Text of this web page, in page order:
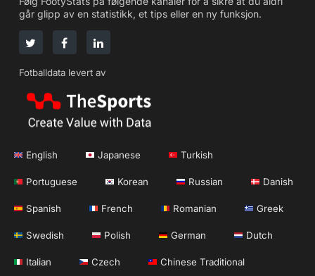
går glipp av en statistikk, et tips eller en ny funksjon.
Fotballdata levert av
English Japanese Turkish
Portuguese Korean Russian Danish
Spanish French Romanian Greek
Swedish Polish German Dutch
Italian Czech Chinese Traditional